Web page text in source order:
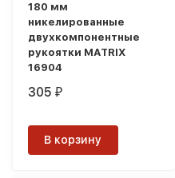
180 мм
никелированные
двухкомпонентные
рукоятки MATRIX
16904
305₽
В корзину